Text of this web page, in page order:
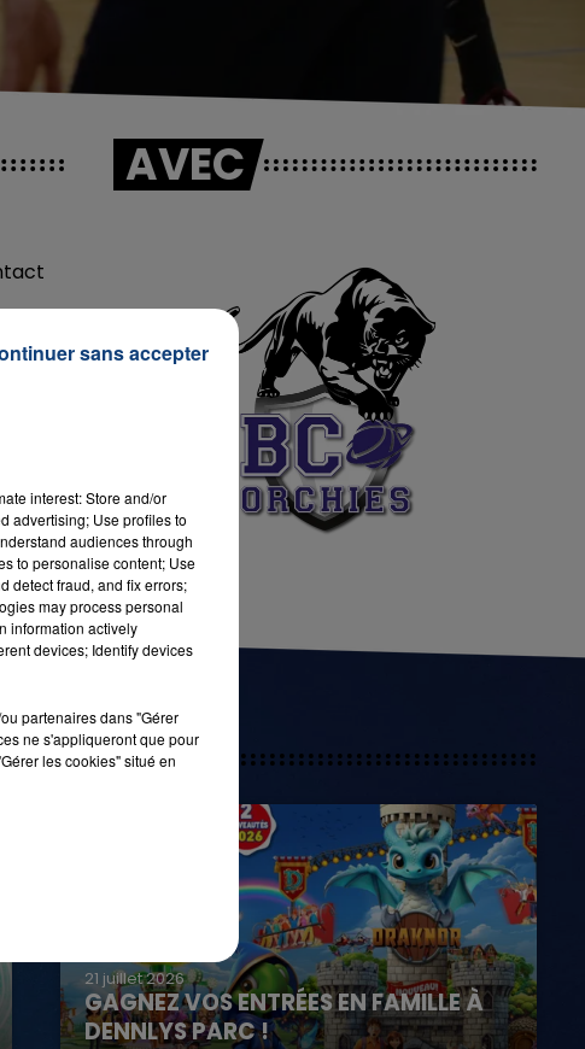
LA TEAM DE L'ÉTÉ
AVEC
21 juillet 2026
GAGNEZ VOS ENTRÉES EN FAMILLE À
DENNLYS PARC !
interest: Store and/or
advertising; Use profiles to
audiences through
to personalise content; Use
detect fraud, and fix errors;
may process personal
information actively
devices; Identify devices
partenaires dans "Gérer
ne s'appliqueront que pour
les cookies" situé en
sans accepter